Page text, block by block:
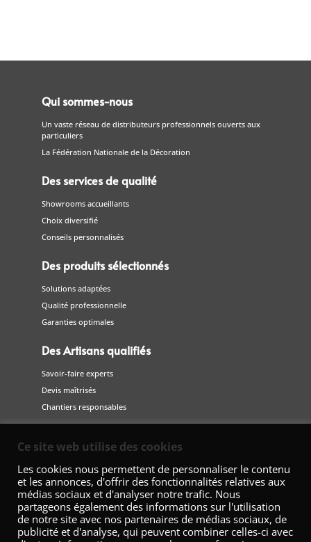
Qui sommes-nous
Un vaste réseau de distributeurs professionnels ouverts aux
particuliers
La Fédération Nationale de la Décoration
Des services de qualité
Showrooms accueillants
Choix diversifié
Conseils personnalisés
Des produits sélectionnés
Solutions adaptées
Qualité professionnelle
Garanties optimales
Des Artisans qualifiés
Savoir-faire experts
Devis maîtrisés
Chantiers responsables
Ce site web utilise des cookies
Les cookies nous permettent de personnaliser le contenu
et les annonces, d'offrir des fonctionnalités relatives aux
médias sociaux et d'analyser notre trafic. Nous
partageons également des informations sur l'utilisation
de notre site avec nos partenaires de médias sociaux, de
publicité et d'analyse, qui peuvent combiner celles-ci avec